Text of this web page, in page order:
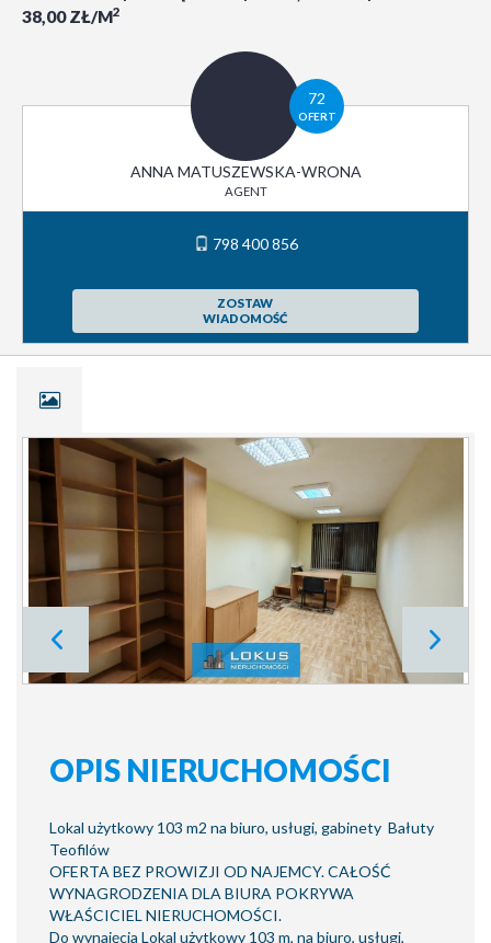
38,00 ZŁ/M2
72
OFERT
ANNA MATUSZEWSKA-WRONA
AGENT
798 400 856
ZOSTAW
WIADOMOŚĆ
OPIS NIERUCHOMOŚCI
Lokal użytkowy 103 m2 na biuro, usługi, gabinety Bałuty
Teofilów
OFERTA BEZ PROWIZJI OD NAJEMCY. CAŁOŚĆ
WYNAGRODZENIA DLA BIURA POKRYWA
WŁAŚCICIEL NIERUCHOMOŚCI.
Do wynajęcia Lokal użytkowy 103 m, na biuro, usługi,